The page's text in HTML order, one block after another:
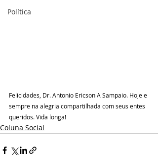
Política
Felicidades, Dr. Antonio Ericson A Sampaio. Hoje e
sempre na alegria compartilhada com seus entes
queridos. Vida longa!
Coluna Social